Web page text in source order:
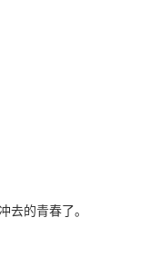
去的青春了。